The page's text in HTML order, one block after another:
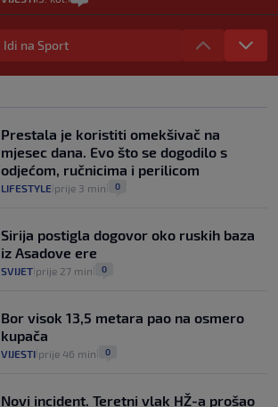
Selidba je jedno od stresnijih iskustava.
Evo aktualnih cijena i nekoliko savjeta
VIJESTI 2. kol. 0
automobilom na Hvar iz Zagreba, a
koliko iz Osijeka
VIJESTI 2. kol. 14
Idi na Sport
Prestala je koristiti omekšivač na
mjesec dana. Evo što se dogodilo s
odjećom, ručnicima i perilicom
LIFESTYLE prije 3 min 0
Sirija postigla dogovor oko ruskih baza
iz Asadove ere
SVIJET prije 27 min 0
Bor visok 13,5 metara pao na osmero
kupača
VIJESTI prije 46 min 0
Novi incident. Teretni vlak HŽ-a prošao